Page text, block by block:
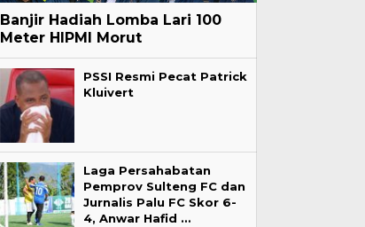
Banjir Hadiah Lomba Lari 100
Meter HIPMI Morut
PSSI Resmi Pecat Patrick
Kluivert
Laga Persahabatan
Pemprov Sulteng FC dan
Jurnalis Palu FC Skor 6-
4, Anwar Hafid …